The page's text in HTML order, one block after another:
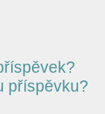
příspěvku?